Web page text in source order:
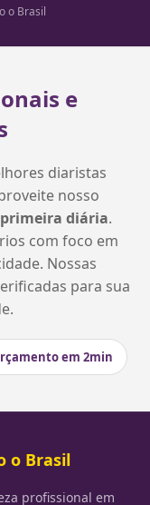
o Brasil
e
diaristas
nosso
primeira diária.
com foco em
Nossas
para sua
em 2min
o Brasil
profissional em